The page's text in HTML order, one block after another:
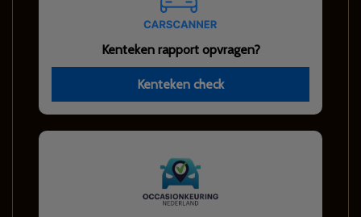
Kenteken rapport opvragen?
Kenteken check